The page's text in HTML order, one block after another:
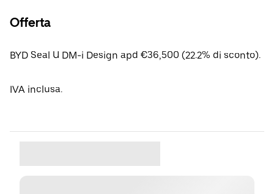
Offerta
BYD Seal U DM-i Design apd €36,500 (22.2% di sconto).
IVA inclusa.